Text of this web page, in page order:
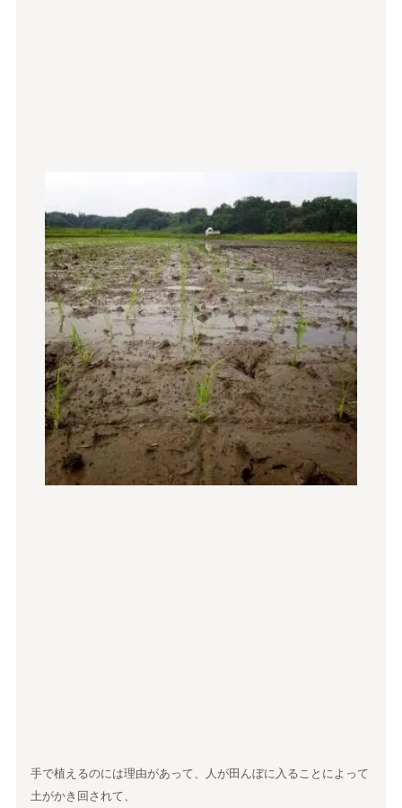
手で植えるのには理由があって、人が田んぼに入ることによって
土がかき回されて、